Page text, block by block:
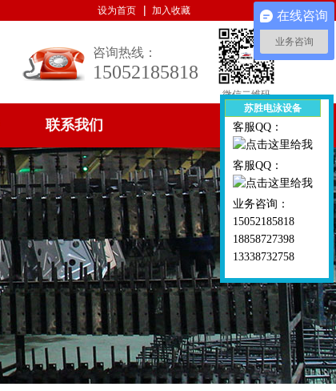
设为首页 加入收藏
咨询热线：
15052185818
微信二维码
联系我们
苏胜电泳设备
客服QQ：
客服QQ：
业务咨询：
15052185818
18858727398
13338732758
在线咨询
业务咨询